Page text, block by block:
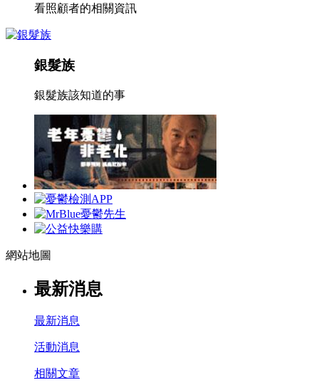
看照顧者的相關資訊
銀髮族
銀髮族該知道的事
網站地圖
最新消息
最新消息
活動消息
相關文章